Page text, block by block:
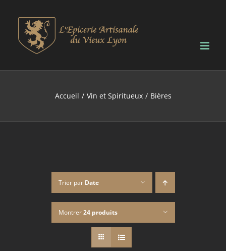
contenu
Accueil Vin et Spiritueux Bières
Trier par Date
Montrer24 produits